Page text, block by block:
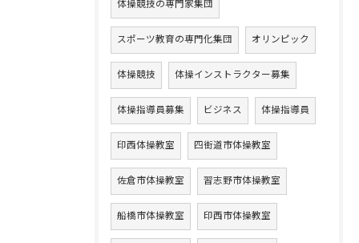
体操競技の専門家集団
スポーツ教育の専門化集団 オリンピック
体操競技 体操インストラクター募集
体操指導員募集 ビジネス 体操指導員
印西体操教室 四街道市体操教室
佐倉市体操教室 習志野市体操教室
船橋市体操教室 印西市体操教室